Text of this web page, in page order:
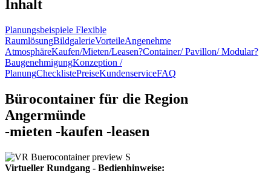
Inhalt
Planungsbeispiele Flexible
RaumlösungBildgalerieVorteileAngenehme
AtmosphäreKaufen/Mieten/Leasen?Container/ Pavillon/ Modular?
BaugenehmigungKonzeption /
PlanungChecklistePreiseKundenserviceFAQ
Bürocontainer für die Region
Angermünde
-mieten -kaufen -leasen
Virtueller Rundgang - Bedienhinweise: